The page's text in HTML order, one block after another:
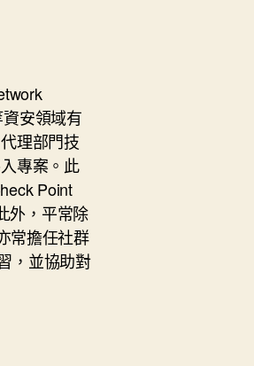
安領域有
理部門技
專案。此
Point
外，平常除
常擔任社群
，並協助對